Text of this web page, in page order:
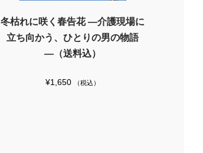
冬枯れに咲く春告花 ―介護現場に
立ち向かう、ひとりの男の物語
―（送料込）
¥1,650 （税込）